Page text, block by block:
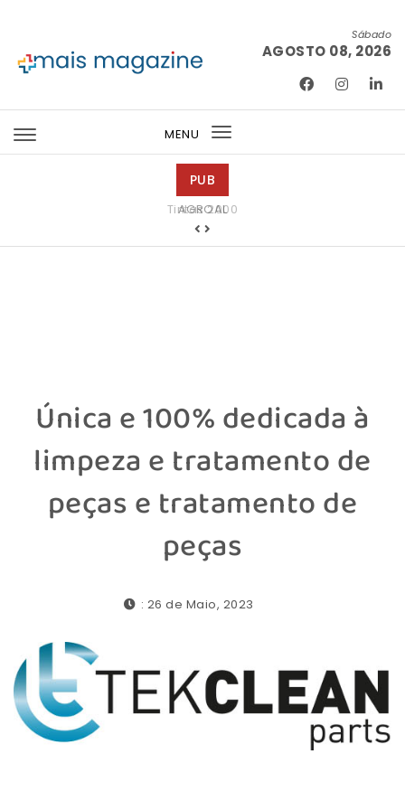
Sábado
AGOSTO 08, 2026
MENU
Toggle
PUB
Tintas 2000
Única e 100% dedicada à
limpeza e tratamento de
peças e tratamento de
peças
: 26 de Maio, 2023